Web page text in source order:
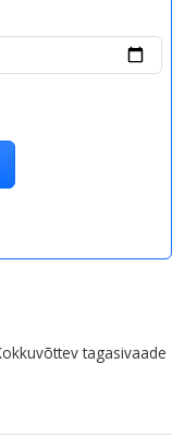
tagasivaade